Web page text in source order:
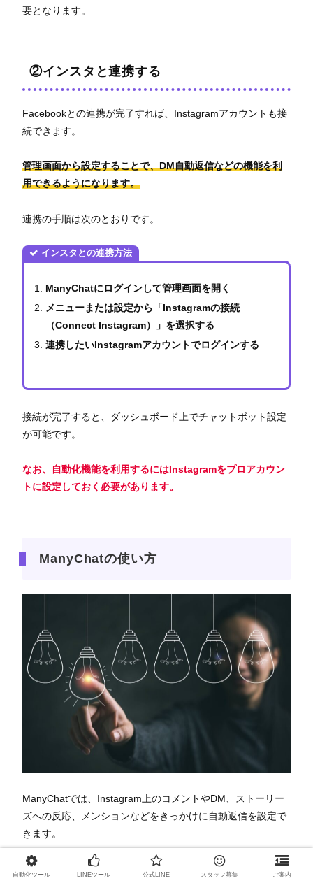
要となります。
②インスタと連携する
Facebookとの連携が完了すれば、Instagramアカウントも接
続できます。
管理画面から設定することで、DM自動返信などの機能を利
用できるようになります。
連携の手順は次のとおりです。
インスタとの連携方法
ManyChatにログインして管理画面を開く
メニューまたは設定から「Instagramの接続
（Connect Instagram）」を選択する
連携したいInstagramアカウントでログインする
接続が完了すると、ダッシュボード上でチャットボット設定
が可能です。
なお、自動化機能を利用するにはInstagramをプロアカウン
トに設定しておく必要があります。
ManyChatの使い方
ManyChatでは、Instagram上のコメントやDM、ストーリー
ズへの反応、メンションなどをきっかけに自動返信を設定で
きます。
事前に内容を登録しておけば、手動操作を行わなくても指定
自動化ツール LINEツール 公式LINE スタッフ募集 ご案内